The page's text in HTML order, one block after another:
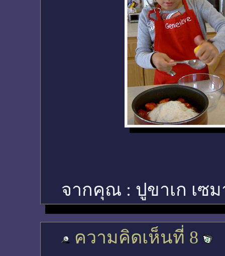
จากคุณ : ปูขาเก เซ
ความคิดเห็นที่ 8